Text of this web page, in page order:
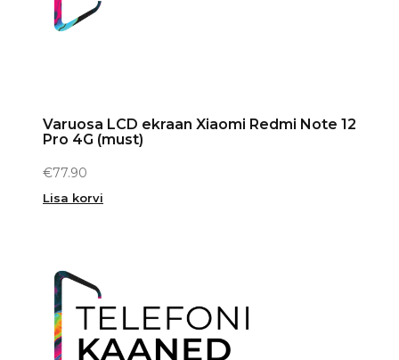
Varuosa LCD ekraan Xiaomi Redmi Note 12
Pro 4G (must)
€77.90
Lisa korvi